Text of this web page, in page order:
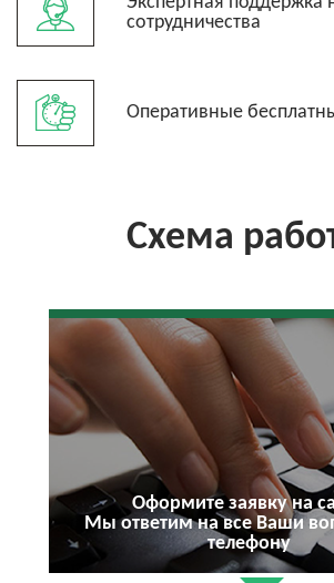
сотрудничества
Оперативные
Схема
Оформите заявку на
Мы ответим на все Ваши
телефону